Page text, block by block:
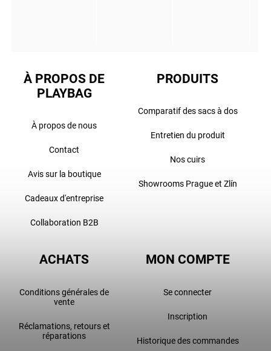
À PROPOS DE
PLAYBAG
À propos de nous
Contact
Avis sur la boutique
Cadeaux d'entreprise
Collaboration B2B
PRODUITS
Comparatif des sacs à dos
Entretien du produit
Nos cuirs
Showrooms Prague et Zlín
ACHATS
Conditions générales de
vente
Réclamations, retours et
réparations
MON COMPTE
Se connecter
Inscription
Historique des commandes